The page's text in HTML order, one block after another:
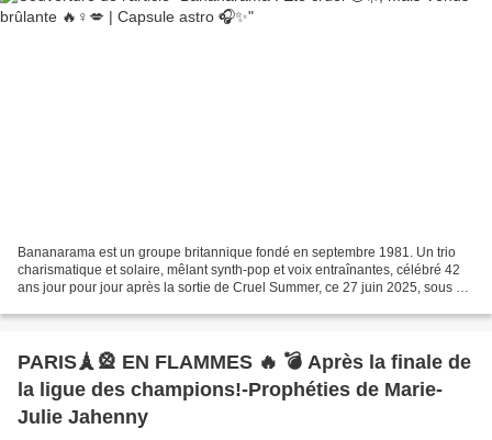
Bananarama est un groupe britannique fondé en septembre 1981. Un trio
charismatique et solaire, mêlant synth-pop et voix entraînantes, célébré 42
ans jour pour jour après la sortie de Cruel Summer, ce 27 juin 2025, sous un
PARIS🗼🎡 EN FLAMMES 🔥 💣 Après la finale de
la ligue des champions!-Prophéties de Marie-
Julie Jahenny